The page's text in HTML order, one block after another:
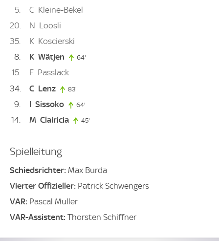
5
C Kleine-Bekel
20
N Loosli
35
K Koscierski
8
K Wätjen 64'
15 F Passlack
34
C Lenz 83'
9 I Sissoko 64'
14 M Clairicia 45'
Spielleitung
Schiedsrichter: Max Burda
Vierter Offizieller: Patrick Schwengers
VAR: Pascal Muller
VAR-Assistent: Thorsten Schiffner